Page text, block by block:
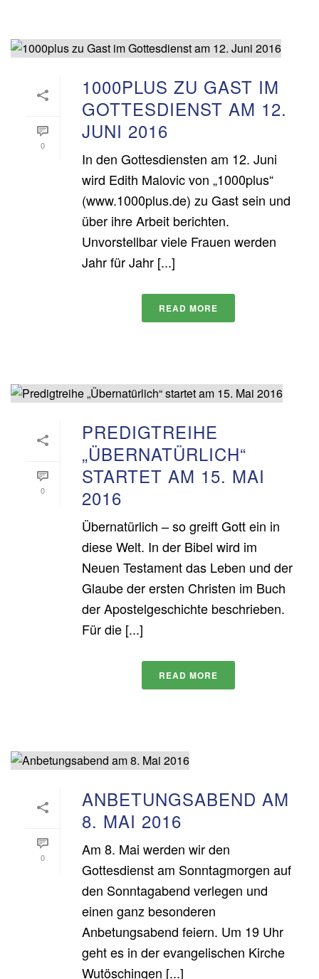
0
1000PLUS ZU GAST IM
GOTTESDIENST AM 12.
JUNI 2016
In den Gottesdiensten am 12. Juni
wird Edith Malovic von „1000plus“
(www.1000plus.de) zu Gast sein und
über ihre Arbeit berichten.
Unvorstellbar viele Frauen werden
Jahr für Jahr [...]
READ MORE
0
PREDIGTREIHE
„ÜBERNATÜRLICH“
STARTET AM 15. MAI
2016
Übernatürlich – so greift Gott ein in
diese Welt. In der Bibel wird im
Neuen Testament das Leben und der
Glaube der ersten Christen im Buch
der Apostelgeschichte beschrieben.
Für die [...]
READ MORE
0
ANBETUNGSABEND AM
8. MAI 2016
Am 8. Mai werden wir den
Gottesdienst am Sonntagmorgen auf
den Sonntagabend verlegen und
einen ganz besonderen
Anbetungsabend feiern. Um 19 Uhr
geht es in der evangelischen Kirche
Wutöschingen [...]